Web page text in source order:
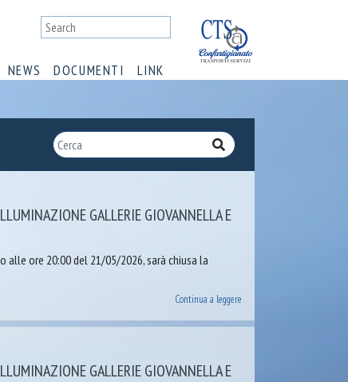
NEWS DOCUMENTI LINK
GALLERIE GIOVANNELLA E
alle ore 20:00 del 21/05/2026, sarà chiusa la
Continua a leggere
GALLERIE GIOVANNELLA E